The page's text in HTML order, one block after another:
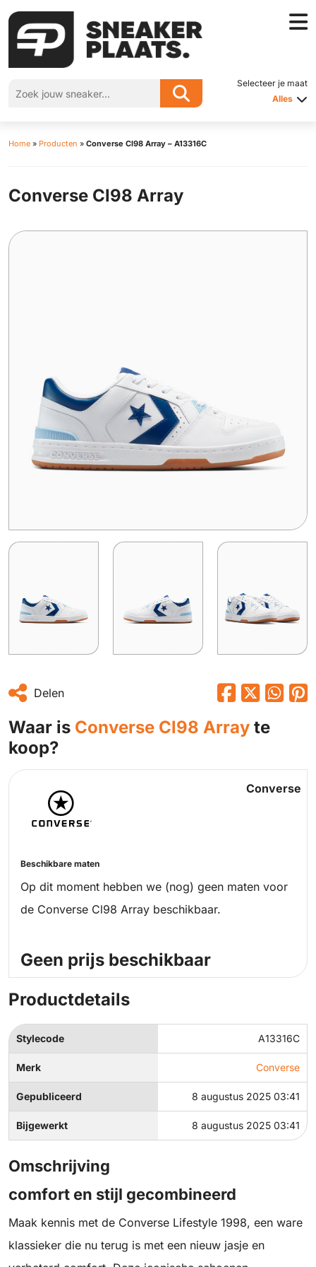
Selecteer je maat
Alles
Home » Producten » Converse Cl98 Array – A13316C
Converse Cl98 Array
Delen
Waar is Converse Cl98 Array te
koop?
Converse
Beschikbare maten
Op dit moment hebben we (nog) geen maten voor
de Converse Cl98 Array beschikbaar.
Geen prijs beschikbaar
Productdetails
Stylecode A13316C
Merk Converse
Gepubliceerd 8 augustus 2025 03:41
Bijgewerkt 8 augustus 2025 03:41
Omschrijving
comfort en stijl gecombineerd
Maak kennis met de Converse Lifestyle 1998, een ware
klassieker die nu terug is met een nieuw jasje en